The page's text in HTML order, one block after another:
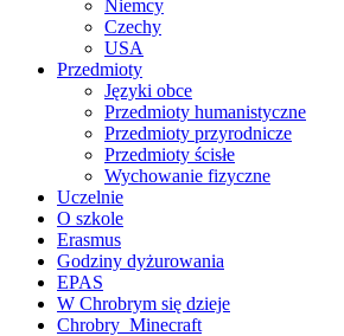
Niemcy
Czechy
USA
Przedmioty
Języki obce
Przedmioty humanistyczne
Przedmioty przyrodnicze
Przedmioty ścisłe
Wychowanie fizyczne
Uczelnie
O szkole
Erasmus
Godziny dyżurowania
EPAS
W Chrobrym się dzieje
Chrobry_Minecraft